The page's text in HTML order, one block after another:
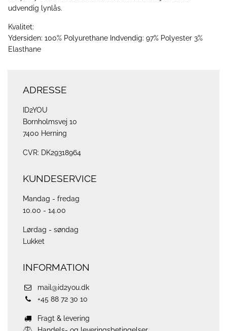
udvendig lynlås.
Kvalitet:
Ydersiden: 100% Polyurethane Indvendig: 97% Polyester 3%
Elasthane
ADRESSE
ID2YOU
Bornholmsvej 10
7400 Herning
CVR: DK29318964
KUNDESERVICE
Mandag - fredag
10.00 - 14.00
Lørdag - søndag
Lukket
INFORMATION
mail@id2you.dk
+45 88 72 30 10
Fragt & levering